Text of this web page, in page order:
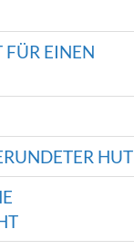
FÜR EINEN
HUT